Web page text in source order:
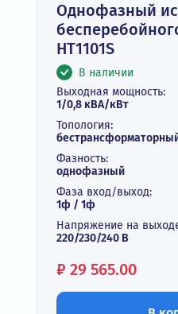
Однофазный
HT1101S
В наличии
Выходная мощность:
1/0,8 кВА/кВт
Топология:
Фазность:
однофазный
Фаза вход/выход:
1ф / 1ф
Напряжение на
220/230/240 В
Цена:
₽ 29 565.00